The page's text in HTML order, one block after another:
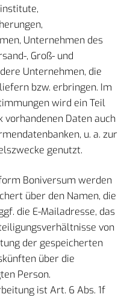
Unternehmen des
, Groß- und
Unternehmen, die
bzw. erbringen. Im
wird ein Teil
Daten auch
u. a. zur
genutzt.
Boniversum werden
über den Namen, die
die E-Mailadresse, das
von
der gespeicherten
über die
Person.
ist Art. 6 Abs. 1f